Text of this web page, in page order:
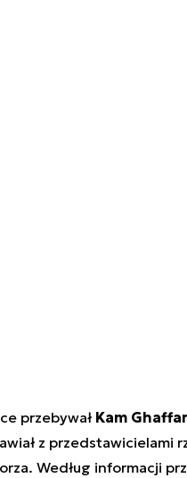
przebywałKam
z przedstawicielami
Według informacji